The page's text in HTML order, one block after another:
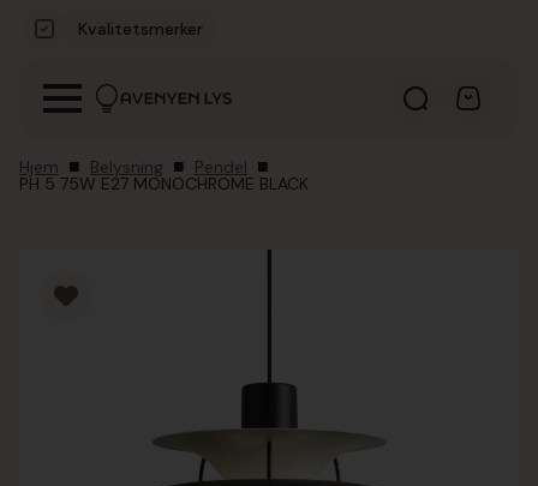
Kvalitetsmerker
Hjem Belysning Pendel
PH 5 75W E27 MONOCHROME BLACK